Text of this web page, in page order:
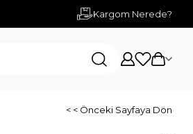
Kargom Nerede?
< < Önceki Sayfaya Dön